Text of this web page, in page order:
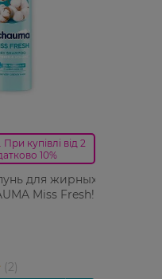
купівлі від 2
10%
для жирных
Miss Fresh!